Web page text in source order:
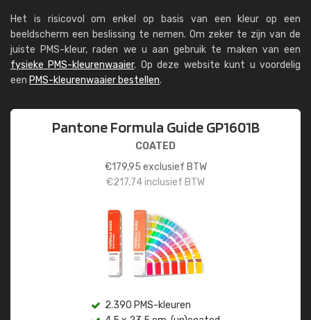
Het is risicovol om enkel op basis van een kleur op een
beeldscherm een beslissing te nemen. Om zeker te zijn van de
juiste PMS-kleur, raden we u aan gebruik te maken van een
fysieke PMS-kleurenwaaier. Op deze website kunt u voordelig
een PMS-kleurenwaaier bestellen.
Pantone Formula Guide GP1601B
COATED
€179,95 exclusief BTW
€217,74inclusief BTW
2.390 PMS-kleuren